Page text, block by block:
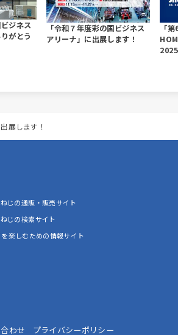
ビジネス
がとう
「令和７年度彩の国ビジネス
アリーナ」に出展します！
「
展します！
じの通販・販売サイト
じの検索サイト
楽しむための情報サイト
わせ プライバシーポリシー